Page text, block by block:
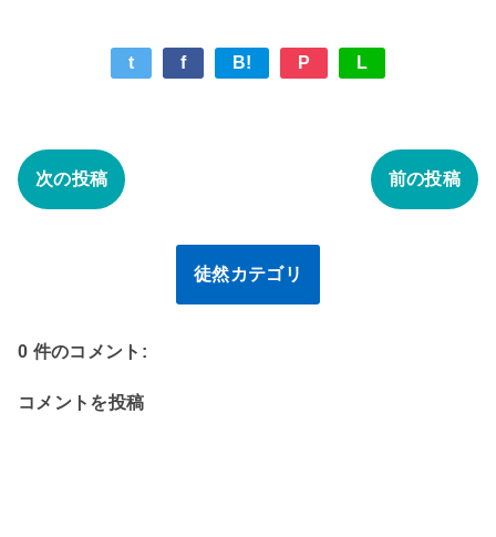
t f B! P L
次の投稿 前の投稿
徒然カテゴリ
0 件のコメント:
コメントを投稿